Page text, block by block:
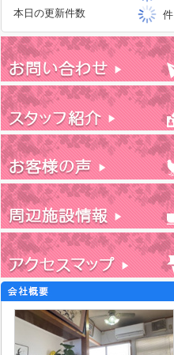
本日の更新件数
件